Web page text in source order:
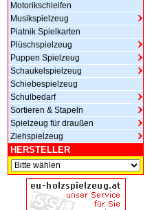
Motorikschleifen
Musikspielzeug
Piatnik Spielkarten
Plüschspielzeug
Puppen Spielzeug
Schaukelspielzeug
Schiebespielzeug
Schulbedarf
Sortieren & Stapeln
Spielzeug für draußen
Ziehspielzeug
HERSTELLER